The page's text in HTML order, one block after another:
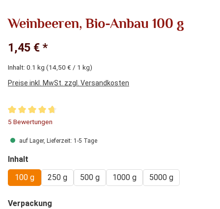
Weinbeeren, Bio-Anbau 100 g
1,45 € *
Inhalt: 0.1 kg (14,50 € / 1 kg)
Preise inkl. MwSt. zzgl. Versandkosten
Durchschnittliche Bewertung von 4.8 von 5 Sternen
5 Bewertungen
auf Lager, Lieferzeit: 1-5 Tage
Inhalt
100 g
250 g 500 g 1000 g 5000 g
Verpackung